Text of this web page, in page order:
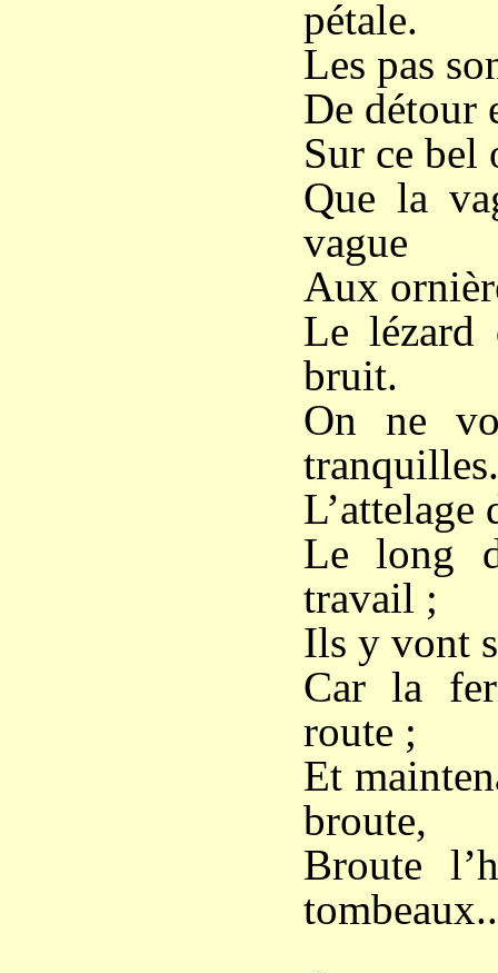
pétale.
Les pas
De détour
Sur ce bel
Que la
vague
Aux
Le lézard
bruit.
On ne
tranquilles.
Le long
travail ;
Ils y vont
Car la
route ;
Et
broute,
Broute